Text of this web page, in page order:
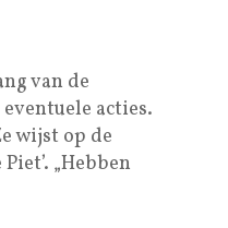
van de
acties.
wijst op de
„Hebben